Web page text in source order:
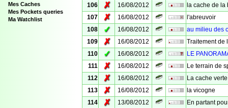
Mes Caches
Mes Pockets queries
Ma Watchlist
106
✗ 16/08/2012
la cache de la
107
✗ 16/08/2012
l'abreuvoir
108
✓ 16/08/2012
au milieu des
109
✗ 16/08/2012
Traitement de
110
✓ 16/08/2012
LE
111
✗ 16/08/2012
Le terrain de
112
✗ 16/08/2012
La cache verte
113
✗ 16/08/2012
la vicogne
114
✗ 13/08/2012
En partant